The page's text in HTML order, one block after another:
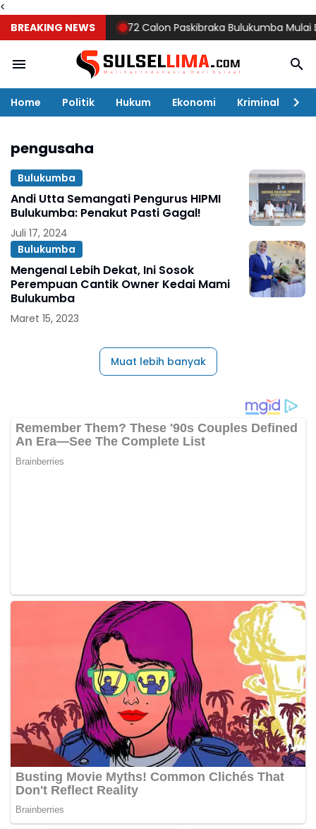
<
BREAKING NEWS
72 Calon Paskibraka Bulukumba Mulai
Home Politik Hukum Ekonomi Kriminal
pengusaha
Bulukumba
Andi Utta Semangati Pengurus HIPMI
Bulukumba: Penakut Pasti Gagal!
Juli 17, 2024
Bulukumba
Mengenal Lebih Dekat, Ini Sosok
Perempuan Cantik Owner Kedai Mami
Bulukumba
Maret 15, 2023
Muat lebih banyak